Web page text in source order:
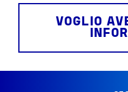
VOGLIO